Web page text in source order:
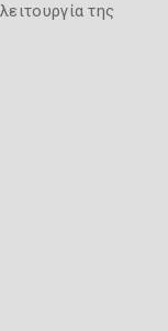
της